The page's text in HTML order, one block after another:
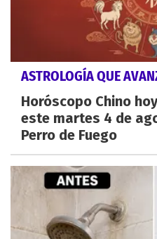
ASTROLOGÍA QUE
Horóscopo Chino
este martes 4 de
Perro de Fuego